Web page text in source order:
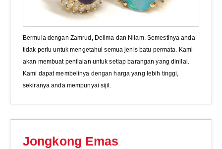
Bermula dengan Zamrud, Delima dan Nilam. Semestinya anda
tidak perlu untuk mengetahui semua jenis batu permata. Kami
akan membuat penilaian untuk setiap barangan yang dinilai.
Kami dapat membelinya dengan harga yang lebih tinggi,
sekiranya anda mempunyai sijil.
Jongkong Emas